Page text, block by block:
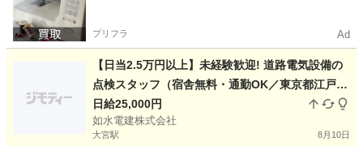
プリフラ Ad
【日当2.5万円以上】未経験歓迎! 道路電気設備の
点検スタッフ（宿舎無料・通勤OK／東京都江戸川
区拠点・1名募集）
日給25,000円
如水電建株式会社
大宮駅 8月10日